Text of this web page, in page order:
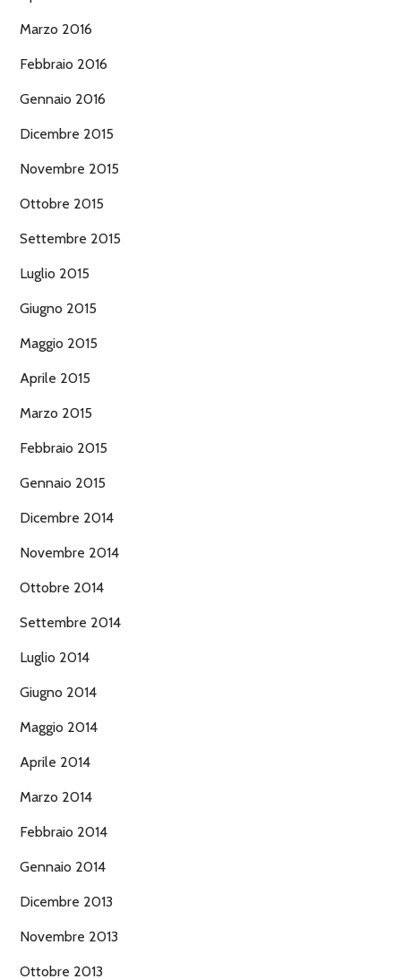
Marzo 2016
Febbraio 2016
Gennaio 2016
Dicembre 2015
Novembre 2015
Ottobre 2015
Settembre 2015
Luglio 2015
Giugno 2015
Maggio 2015
Aprile 2015
Marzo 2015
Febbraio 2015
Gennaio 2015
Dicembre 2014
Novembre 2014
Ottobre 2014
Settembre 2014
Luglio 2014
Giugno 2014
Maggio 2014
Aprile 2014
Marzo 2014
Febbraio 2014
Gennaio 2014
Dicembre 2013
Novembre 2013
Ottobre 2013